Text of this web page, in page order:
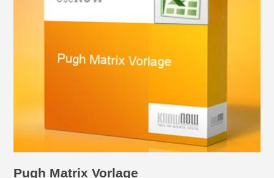
Pugh Matrix Vorlage